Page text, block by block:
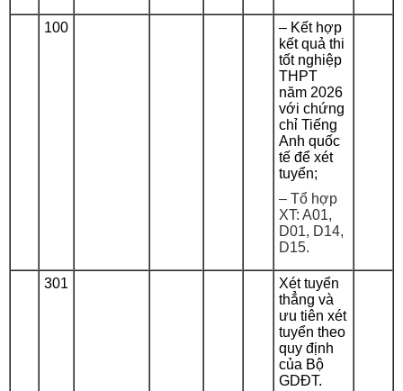
100
– Kết hợp
kết quả thi
tốt nghiệp
THPT
năm 2026
với chứng
chỉ Tiếng
Anh quốc
tế để xét
tuyển;
– Tổ hợp
XT: A01,
D01, D14,
D15.
301
Xét tuyển
thẳng và
ưu tiên xét
tuyển theo
quy định
của Bộ
GDĐT.